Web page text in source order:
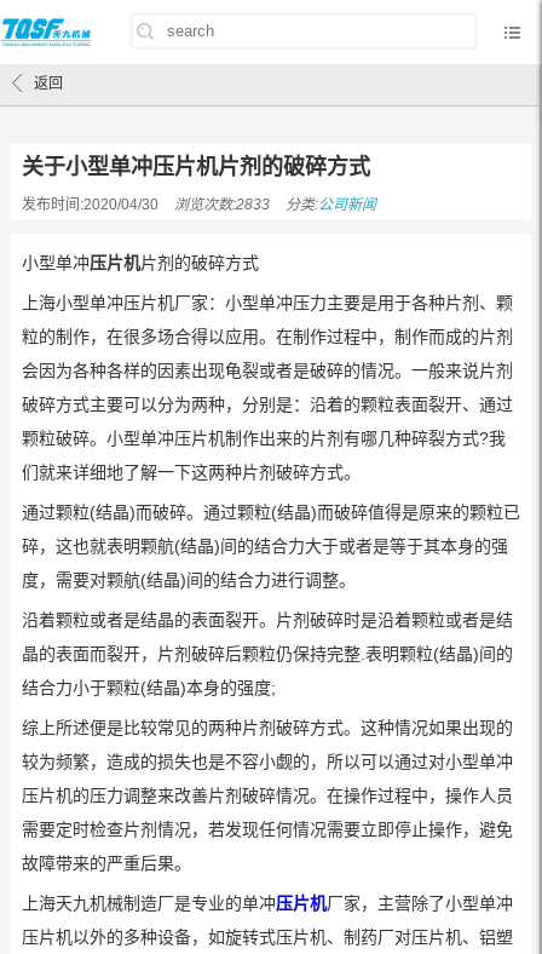
首页/公司新闻 关于小型单冲压片机片剂的破碎方式
返回
关于小型单冲压片机片剂的破碎方式
发布时间:2020/04/30 浏览次数:2833 分类:公司新闻
小型单冲压片机片剂的破碎方式
上海小型单冲压片机厂家：小型单冲压力主要是用于各种片剂、颗
粒的制作，在很多场合得以应用。在制作过程中，制作而成的片剂
会因为各种各样的因素出现龟裂或者是破碎的情况。一般来说片剂
破碎方式主要可以分为两种，分别是：沿着的颗粒表面裂开、通过
颗粒破碎。小型单冲压片机制作出来的片剂有哪几种碎裂方式?我
们就来详细地了解一下这两种片剂破碎方式。
通过颗粒(结晶)而破碎。通过颗粒(结晶)而破碎值得是原来的颗粒已
碎，这也就表明颗航(结晶)间的结合力大于或者是等于其本身的强
度，需要对颗航(结晶)间的结合力进行调整。
沿着颗粒或者是结晶的表面裂开。片剂破碎时是沿着颗粒或者是结
晶的表面而裂开，片剂破碎后颗粒仍保持完整.表明颗粒(结晶)间的
结合力小于颗粒(结晶)本身的强度;
综上所述便是比较常见的两种片剂破碎方式。这种情况如果出现的
较为频繁，造成的损失也是不容小觑的，所以可以通过对小型单冲
压片机的压力调整来改善片剂破碎情况。在操作过程中，操作人员
需要定时检查片剂情况，若发现任何情况需要立即停止操作，避免
故障带来的严重后果。
上海天九机械制造厂是专业的单冲压片机厂家，主营除了小型单冲
压片机以外的多种设备，如旋转式压片机、制药厂对压片机、铝塑